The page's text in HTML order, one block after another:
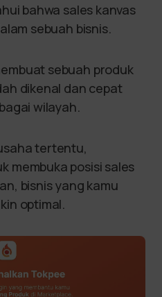
bahwa sales kanvas
sebuah bisnis.
sebuah produk
dikenal dan cepat
wilayah.
tertentu,
membuka posisi sales
bisnis yang kamu
optimal.